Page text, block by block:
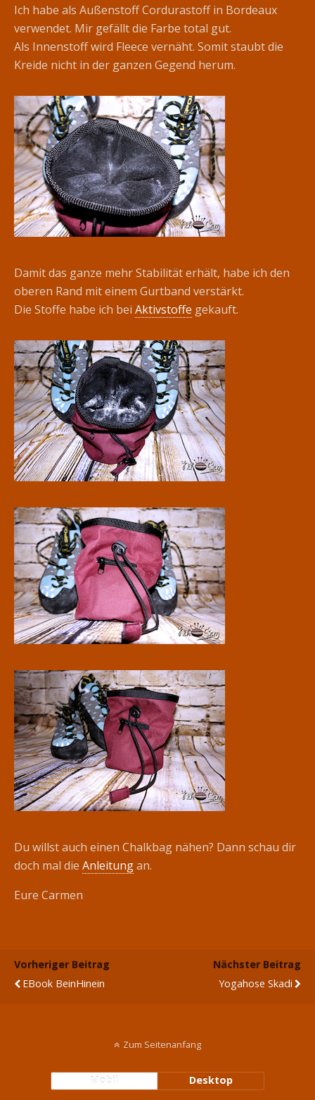
Ich habe als Außenstoff Cordurastoff in Bordeaux
verwendet. Mir gefällt die Farbe total gut.
Als Innenstoff wird Fleece vernäht. Somit staubt die
Kreide nicht in der ganzen Gegend herum.
Damit das ganze mehr Stabilität erhält, habe ich den
oberen Rand mit einem Gurtband verstärkt.
Die Stoffe habe ich bei Aktivstoffe gekauft.
Du willst auch einen Chalkbag nähen? Dann schau dir
doch mal die Anleitungan.
Eure Carmen
Vorheriger Beitrag
EBook BeinHinein
Nächster Beitrag
Yogahose Skadi
Zum Seitenanfang
Mobil Desktop